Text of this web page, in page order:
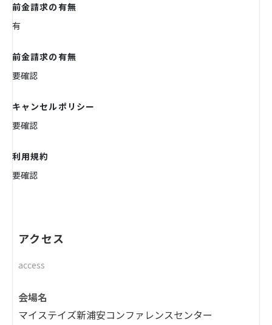
前金請求の有無
有
前金請求の有無
要確認
キャンセルポリシー
要確認
利用規約
要確認
アクセス
access
会場名
マイステイズ新浦安コンファレンスセンター